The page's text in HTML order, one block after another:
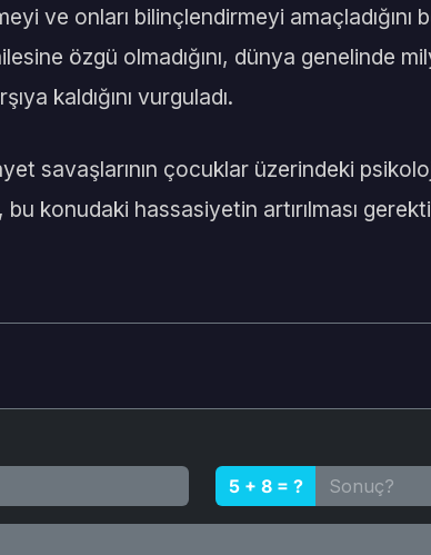
ve onları bilinçlendirmeyi
özgü olmadığını, dünya genelinde
kaldığını vurguladı.
savaşlarının çocuklar üzerindeki
konudaki hassasiyetin artırılması
5 + 8 = ?